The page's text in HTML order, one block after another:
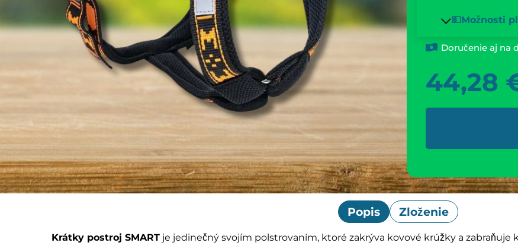
💵Možnosti
Doručenie aj na
44,28
Popis Zloženie
Krátky postroj SMART je jedinečný svojím polstrovaním, ktoré zakrýva kovové krúžky a zabraňuje